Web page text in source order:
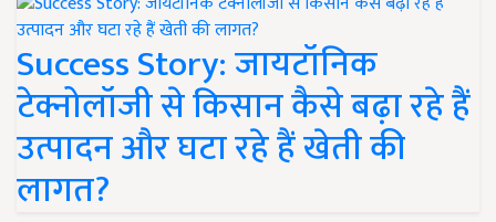
Success Story: जायटॉनिक
टेक्नोलॉजी से किसान कैसे बढ़ा रहे हैं
उत्पादन और घटा रहे हैं खेती की
लागत?